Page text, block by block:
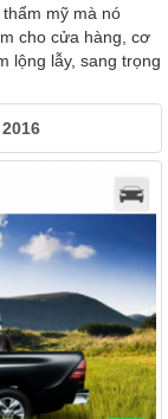
mỹ mà nó
cho cửa hàng, cơ
lộng lẫy, sang trọng